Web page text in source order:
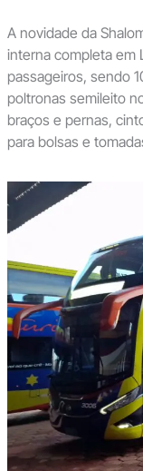
A novidade da
interna completa em
passageiros, sendo
poltronas semileito
braços e pernas,
para bolsas e